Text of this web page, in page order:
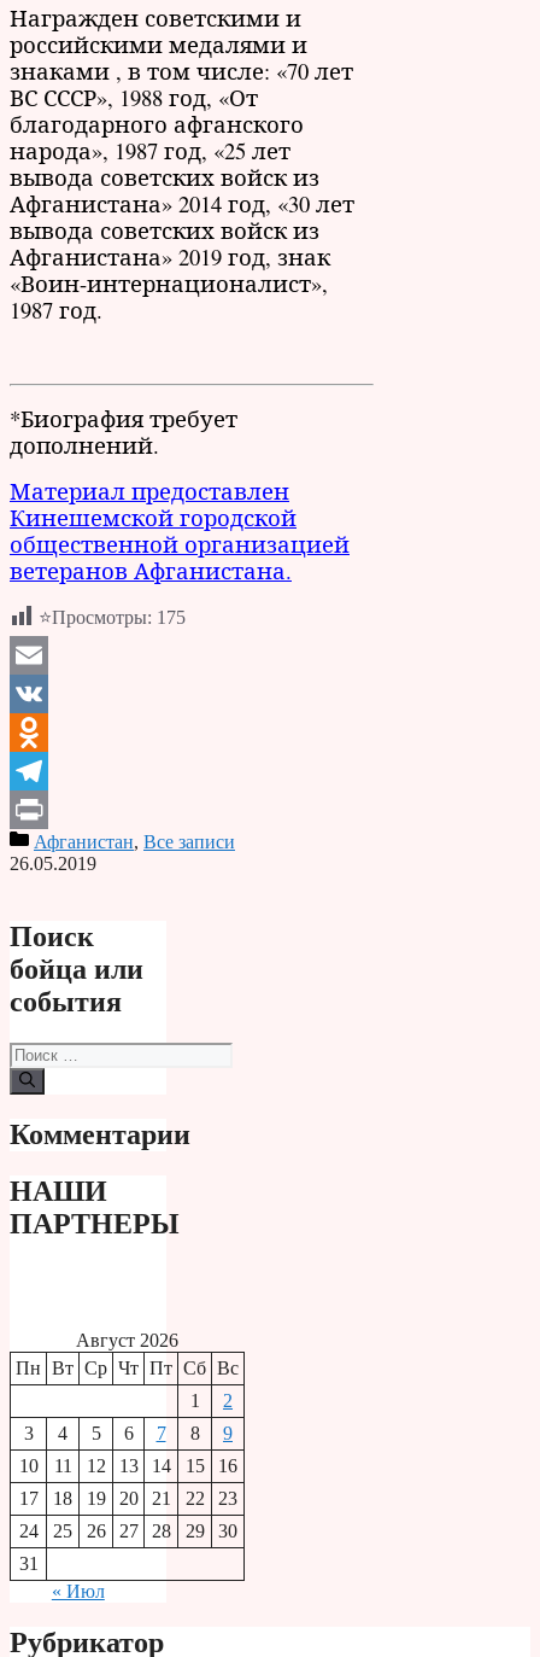
Награжден советскими и
российскими медалями и
знаками , в том числе: «70 лет
ВС СССР», 1988 год, «От
благодарного афганского
народа», 1987 год, «25 лет
вывода советских войск из
Афганистана» 2014 год, «30 лет
вывода советских войск из
Афганистана» 2019 год, знак
«Воин-интернационалист»,
1987 год.
*Биография требует
дополнений.
Материал предоставлен
Кинешемской городской
общественной организацией
ветеранов Афганистана.
⭐Просмотры: 175
Email
VK
Odnoklassniki
Telegram
PrintАфганистан, Все записи
26.05.2019
Поиск
бойца или
события
Поиск:
Комментарии
НАШИ
ПАРТНЕРЫ
Август 2026
Пн Вт Ср Чт Пт Сб Вс
1
2
3
4 5 6 7 8
9
10
11 12 13 14 15
16
17
18 19 20 21 22
23
24
25 26 27 28 29
30
31
« Июл
Рубрикатор